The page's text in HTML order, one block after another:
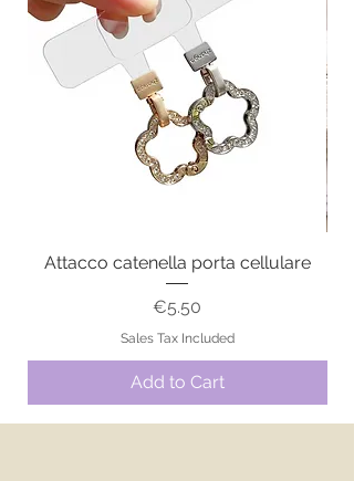
Attacco catenella porta cellulare
Price
€5.50
Sales Tax Included
Add to Cart